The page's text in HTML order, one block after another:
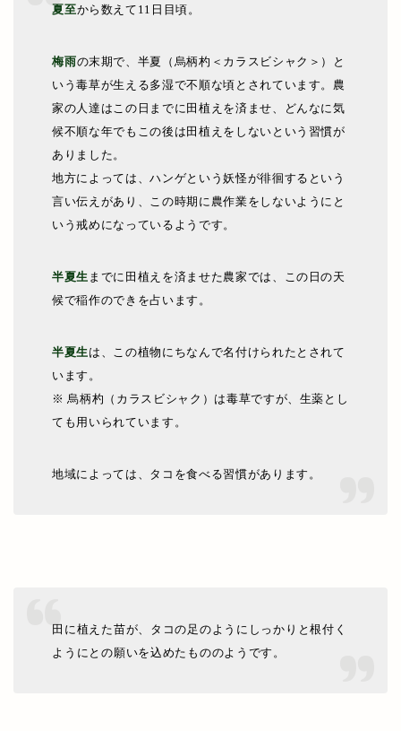
夏至から数えて11日目頃。
梅雨の末期で、半夏（烏柄杓＜カラスビシャク＞）と
いう毒草が生える多湿で不順な頃とされています。農
家の人達はこの日までに田植えを済ませ、どんなに気
候不順な年でもこの後は田植えをしないという習慣が
ありました。
地方によっては、ハンゲという妖怪が徘徊するという
言い伝えがあり、この時期に農作業をしないようにと
いう戒めになっているようです。
半夏生 までに田植えを済ませた農家では、この日の天
候で稲作のできを占います。
半夏生は、この植物にちなんで名付けられたとされて
います。
※ 烏柄杓（カラスビシャク）は毒草ですが、生薬とし
ても用いられています。
地域によっては、タコを食べる習慣があります。
田に植えた苗が、タコの足のようにしっかりと根付く
ようにとの願いを込めたもののようです。